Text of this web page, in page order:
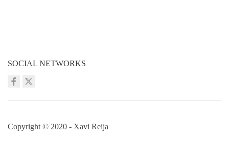
SOCIAL NETWORKS
Copyright © 2020 - Xavi Reija